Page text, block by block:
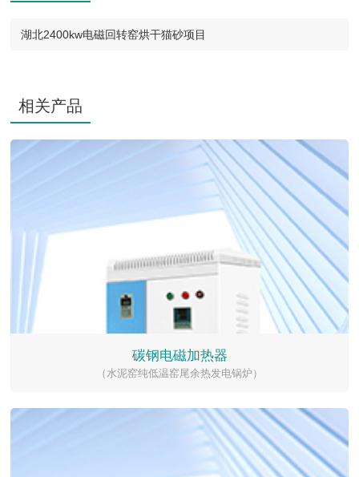
湖北2400kw电磁回转窑烘干猫砂项目
相关产品
碳钢电磁加热器
（水泥窑纯低温窑尾余热发电锅炉）